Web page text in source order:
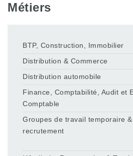
Métiers
BTP, Construction, Immobilier
Distribution & Commerce
Distribution automobile
Finance, Comptabilité, Audit et
Comptable
Groupes de travail temporaire
recrutement